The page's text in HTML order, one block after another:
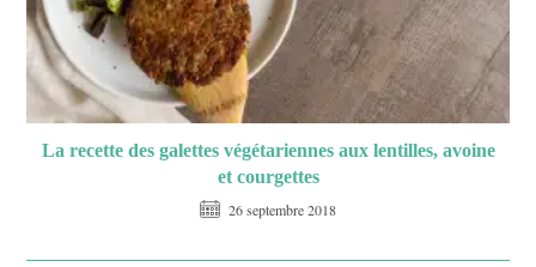
La recette des galettes végétariennes aux lentilles, avoine
et courgettes
26 septembre 2018